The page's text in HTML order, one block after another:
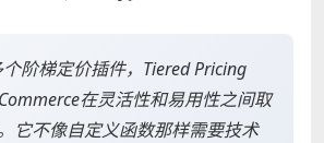
阶梯定价插件，Tiered Pricing
在灵活性和易用性之间取
它不像自定义函数那样需要技术